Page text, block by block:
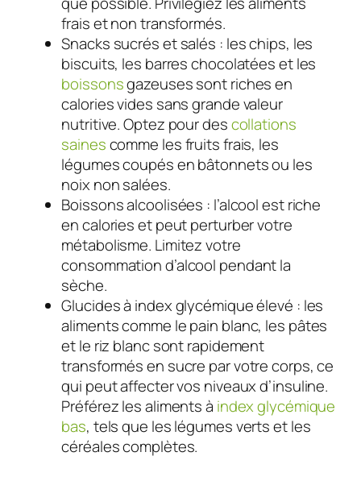
frais et non transformés.
Snacks sucrés et salés : les chips, les
biscuits, les barres chocolatées et les
boissonsgazeuses sont riches en
calories vides sans grande valeur
nutritive. Optez pour descollations
sainescomme les fruits frais, les
légumes coupés en bâtonnets ou les
noix non salées.
Boissons alcoolisées : l’alcool est riche
en calories et peut perturber votre
métabolisme. Limitez votre
consommation d’alcool pendant la
sèche.
Glucides à index glycémique élevé : les
aliments comme le pain blanc, les pâtes
et le riz blanc sont rapidement
transformés en sucre par votre corps, ce
qui peut affecter vos niveaux d’insuline.
Préférez les aliments à index glycémique
bas, tels que les légumes verts et les
céréales complètes.